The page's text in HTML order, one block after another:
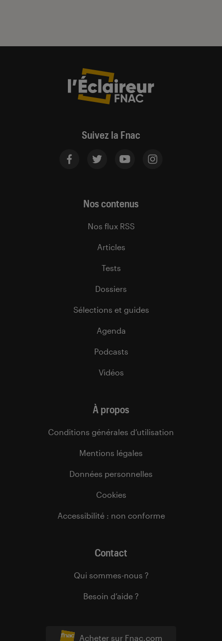
Suivez la Fnac
Acheter sur Fnac.com
Nos contenus
Nos flux RSS
Articles
Tests
Dossiers
Sélections et guides
Agenda
Podcasts
Vidéos
À propos
Conditions générales d’utilisation
Mentions légales
Données personnelles
Cookies
Accessibilité : non conforme
Contact
Qui sommes-nous ?
Besoin d’aide ?